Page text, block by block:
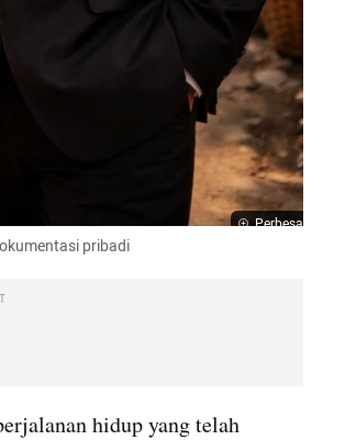
Perbesar
pribadi
hidup yang telah